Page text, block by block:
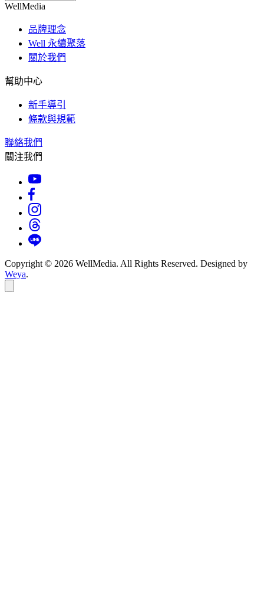
WellMedia
品牌理念
Well 永續聚落
關於我們
幫助中心
新手導引
條款與規範
聯絡我們
關注我們
Copyright © 2026 WellMedia. All Rights Reserved. Designed by
Weya.